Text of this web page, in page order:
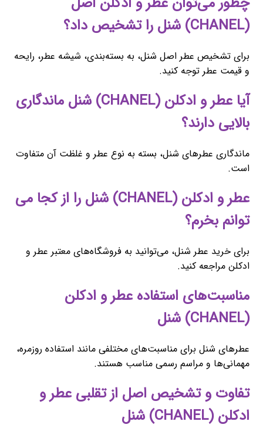
(CHANEL) شنل را تشخیص داد؟
برای تشخیص عطر اصل شنل، به بسته‌بندی، شیشه عطر، رایحه
و قیمت عطر توجه کنید.
آیا عطر و ادکلن (CHANEL) شنل ماندگاری
بالایی دارند؟
ماندگاری عطرهای شنل، بسته به نوع عطر و غلظت آن متفاوت
است.
عطر و ادکلن (CHANEL) شنل را از کجا می
توانم بخرم؟
برای خرید عطر شنل، می‌توانید به فروشگاه‌های معتبر عطر و
ادکلن مراجعه کنید.
مناسبت‌های استفاده عطر و ادکلن
(CHANEL) شنل
عطرهای شنل برای مناسبت‌های مختلفی مانند استفاده روزمره،
مهمانی‌ها و مراسم رسمی مناسب هستند.
تفاوت و تشخیص اصل از تقلبی عطر و
ادکلن (CHANEL) شنل